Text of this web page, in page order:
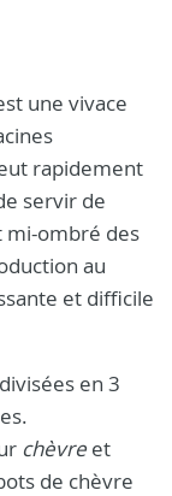
une vivace
rapidement
servir de
mi-ombré des
au
et difficile
en 3
chèvre et
de chèvre